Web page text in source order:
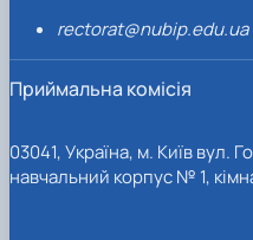
rectorat@nubip.edu.ua
Приймальна комісія
03041, Україна, м. Київ вул.
навчальний корпус № 1,